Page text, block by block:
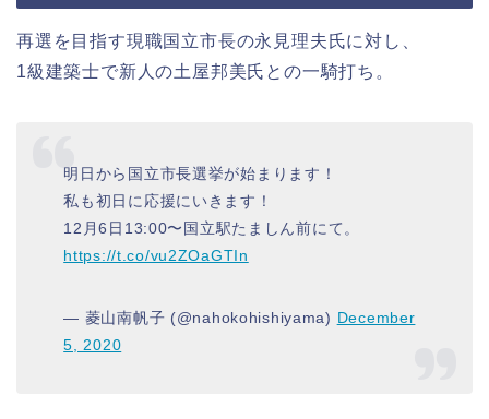
再選を目指す現職国立市長の永見理夫氏に対し、
1級建築士で新人の土屋邦美氏との一騎打ち。
明日から国立市長選挙が始まります！
私も初日に応援にいきます！
12月6日13:00〜国立駅たましん前にて。
https://t.co/vu2ZOaGTIn
— 菱山南帆子 (@nahokohishiyama) December
5, 2020